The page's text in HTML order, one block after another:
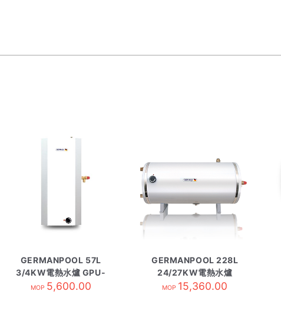
GERMANPOOL 57L
3/4KW電熱水爐 GPU-
15H 方型
MOP 5,600.00
GERMANPOOL 228L
24/27KW電熱水爐
GPU-60 圓型
MOP 15,360.00